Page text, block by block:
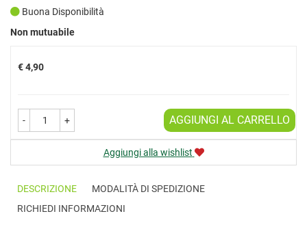
Buona Disponibilità
Non mutuabile
Prezzo
€ 4,90
- + AGGIUNGI AL CARRELLO
Aggiungi alla wishlist
DESCRIZIONE
MODALITÀ DI SPEDIZIONE
RICHIEDI INFORMAZIONI